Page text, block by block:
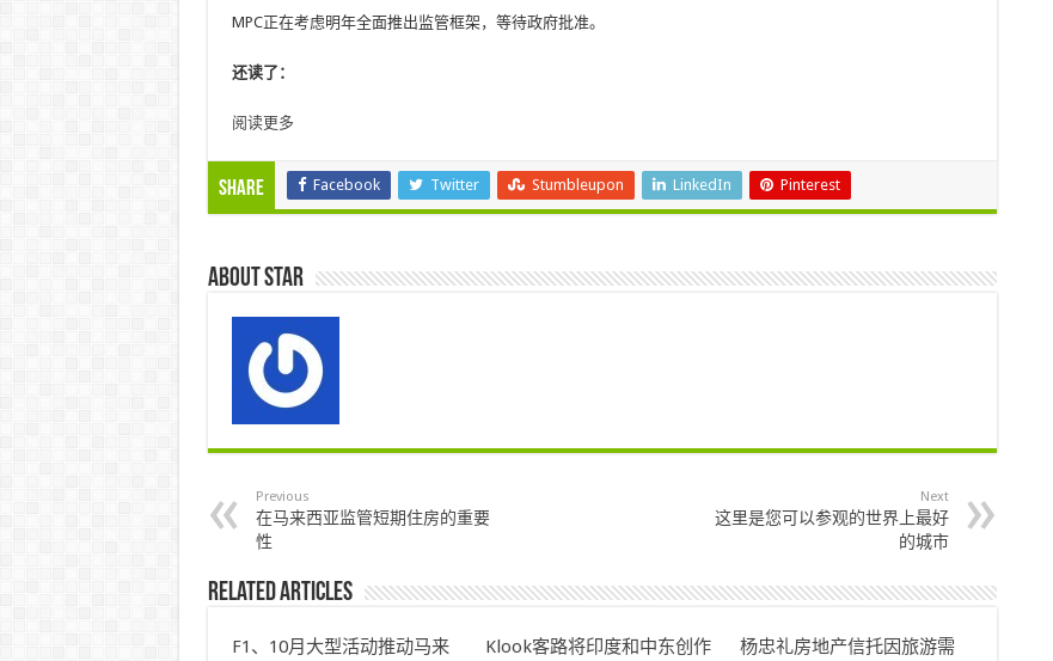
MPC正在考虑明年全面推出监管框架，等待政府批准。
还读了：
阅读更多
Share Facebook Twitter Stumbleupon LinkedIn Pinterest
About star
Previous
在马来西亚监管短期住房的重要
性
Next
这里是您可以参观的世界上最好
的城市
Related Articles
F1、10月大型活动推动马来
Klook客路将印度和中东创作
杨忠礼房地产信托因旅游需